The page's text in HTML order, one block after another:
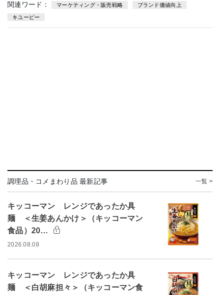
関連ワード： マーケティング・販売戦略 ブランド価値向上
キユーピー
調理品・コメまわり品 最新記事 一覧 >
キッコーマン レンジであったか具
麺 ＜生姜あんかけ＞（キッコーマン
食品）20…
2026.08.08
キッコーマン レンジであったか具
麺 ＜白胡麻担々＞（キッコーマン食